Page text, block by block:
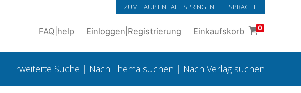
ZUM HAUPTINHALT SPRINGEN SPRACHE
FAQ help Einloggen Registrierung Einkaufskorb 0
Erweiterte Suche | Nach Thema suchen | Nach Verlag suchen